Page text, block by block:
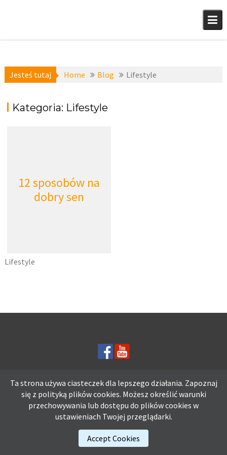
Jesteś tutaj Home Blog Lifestyle
Kategoria: Lifestyle
12 sposobów na
dobry sen
Lifestyle
Ta strona używa ciasteczek dla lepszego działania. Zapoznaj się z
polityką plików cookies.Możesz określić warunki przechowywania lub
dostępu do plików cookies w ustawieniach Twojej przeglądarki.
Ta strona używa ciasteczek dla lepszego działania. Zapoznaj
się z polityką plikówcookies. Możesz określić warunki
przechowywania lub dostępu do plików cookies w
ustawieniach Twojej przeglądarki.
Accept Cookies